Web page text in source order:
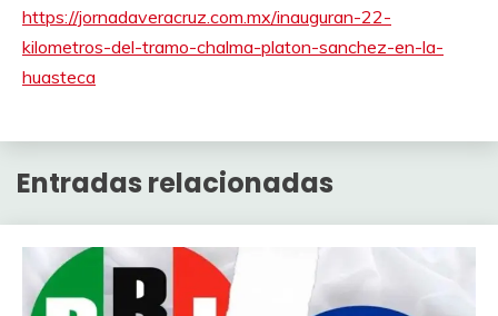
https://jornadaveracruz.com.mx/inauguran-22-
kilometros-del-tramo-chalma-platon-sanchez-en-la-
huasteca
Entradas relacionadas